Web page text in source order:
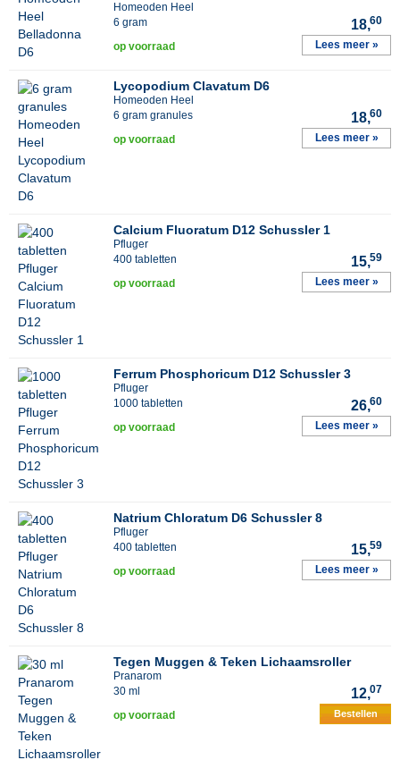
Homeoden Heel
6 gram
18,60
op voorraad Lees meer »
Lycopodium Clavatum D6
Homeoden Heel
6 gram granules
18,60
op voorraad Lees meer »
Calcium Fluoratum D12 Schussler 1
Pfluger
400 tabletten
15,59
op voorraad Lees meer »
Ferrum Phosphoricum D12 Schussler 3
Pfluger
1000 tabletten
26,60
op voorraad Lees meer »
Natrium Chloratum D6 Schussler 8
Pfluger
400 tabletten
15,59
op voorraad Lees meer »
Tegen Muggen & Teken Lichaamsroller
Pranarom
30 ml
12,07
op voorraad Bestellen